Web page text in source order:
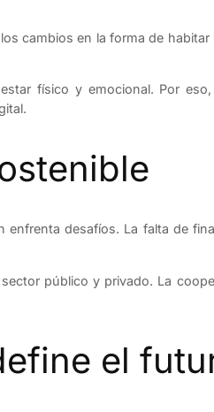
cambios en la forma de
físico y emocional. Por
enfrenta desafíos. La falta de
público y privado. La
el